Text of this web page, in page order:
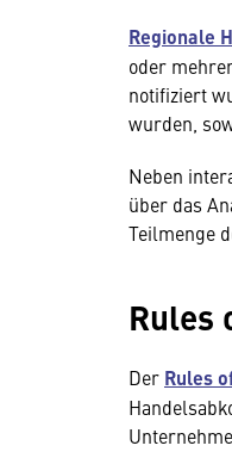
Regionale
oder
notifiziert
wurden,
Neben
über das
Teilmenge
Rules
Der Rules